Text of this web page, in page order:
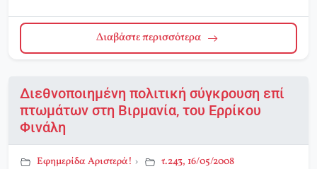
Διαβάστε περισσότερα
Διεθνοποιημένη πολιτική σύγκρουση επί
πτωμάτων στη Βιρμανία, του Ερρίκου
Φινάλη
Εφημερίδα Αριστερά! › τ.243, 16/05/2008